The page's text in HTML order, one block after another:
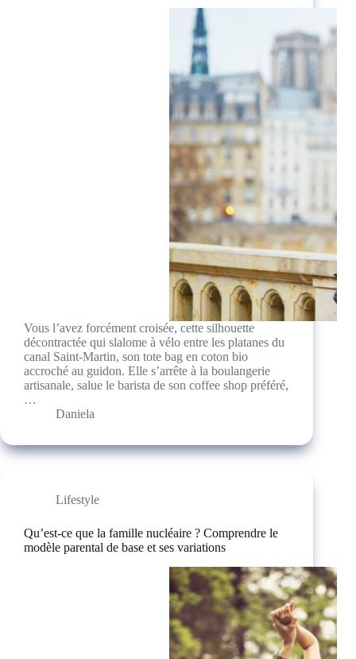
Vous l’avez forcément croisée, cette silhouette
décontractée qui slalome à vélo entre les platanes du
canal Saint-Martin, son tote bag en coton bio
accroché au guidon. Elle s’arrête à la boulangerie
artisanale, salue le barista de son coffee shop préféré,
…
Daniela
Lifestyle
Qu’est-ce que la famille nucléaire ? Comprendre le
modèle parental de base et ses variations